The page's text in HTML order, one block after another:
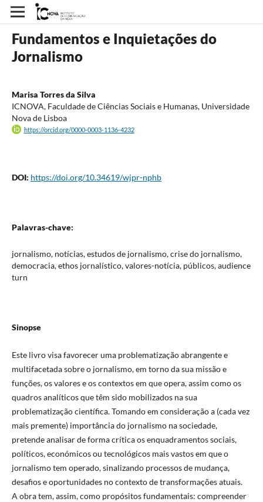
Fundamentos e Inquietações do
Jornalismo
Marisa Torres da Silva
ICNOVA, Faculdade de Ciências Sociais e Humanas, Universidade
Nova de Lisboa
https://orcid.org/0000-0003-1136-4232
DOI: https://doi.org/10.34619/wjpr-nphb
Palavras-chave:
jornalismo, notícias, estudos de jornalismo, crise do jornalismo,
democracia, ethos jornalístico, valores-notícia, públicos, audience
turn
Sinopse
Este livro visa favorecer uma problematização abrangente e
multifacetada sobre o jornalismo, em torno da sua missão e
funções, os valores e os contextos em que opera, assim como os
quadros analíticos que têm sido mobilizados na sua
problematização científica. Tomando em consideração a (cada vez
mais premente) importância do jornalismo na sociedade,
pretende analisar de forma crítica os enquadramentos sociais,
políticos, económicos ou tecnológicos mais vastos em que o
jornalismo tem operado, sinalizando processos de mudança,
desafios e oportunidades no contexto de transformações atuais.
A obra tem, assim, como propósitos fundamentais: compreender